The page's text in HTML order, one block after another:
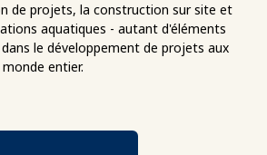
de projets, la construction sur site et
aquatiques - autant d'éléments
le développement de projets aux
entier.